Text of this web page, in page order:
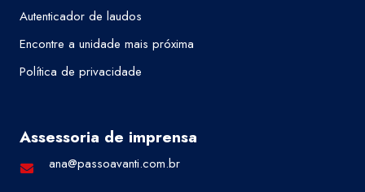
Autenticador de laudos
Encontre a unidade mais próxima
Política de privacidade
Assessoria de imprensa
ana@passoavanti.com.br